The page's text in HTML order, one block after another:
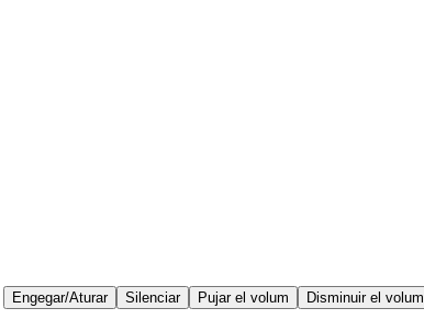
Engegar/Aturar Silenciar Pujar el volum Disminuir el volum